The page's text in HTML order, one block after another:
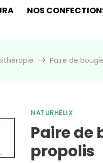
NOS
Paire de
NATURHELIX
Paire de
propolis